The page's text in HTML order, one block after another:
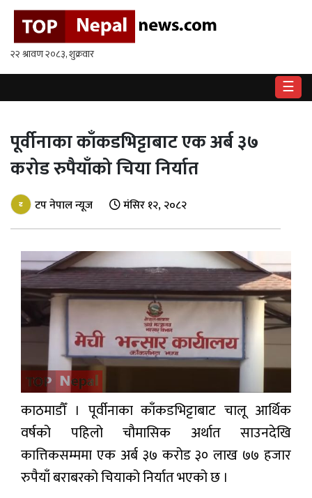
☰
गृहपृष्ठ
राजनीति
अर्थ
खेलकुद
विश्व
बिचार
अन्तर्वाता
मनोरन्जन
प्रबास
स्वास्थ्य
जापान
English
पूर्वीनाका काँकडभिट्टाबाट एक अर्ब ३७
करोड रुपैयाँको चिया निर्यात
टप नेपाल न्यूज मंसिर १२, २०८२
काठमाडौँ । पूर्वीनाका काँकडभिट्टाबाट चालू आर्थिक
वर्षको पहिलो चौमासिक अर्थात साउनदेखि
कात्तिकसम्ममा एक अर्ब ३७ करोड ३० लाख ७७ हजार
रुपैयाँ बराबरको चियाको निर्यात भएको छ ।